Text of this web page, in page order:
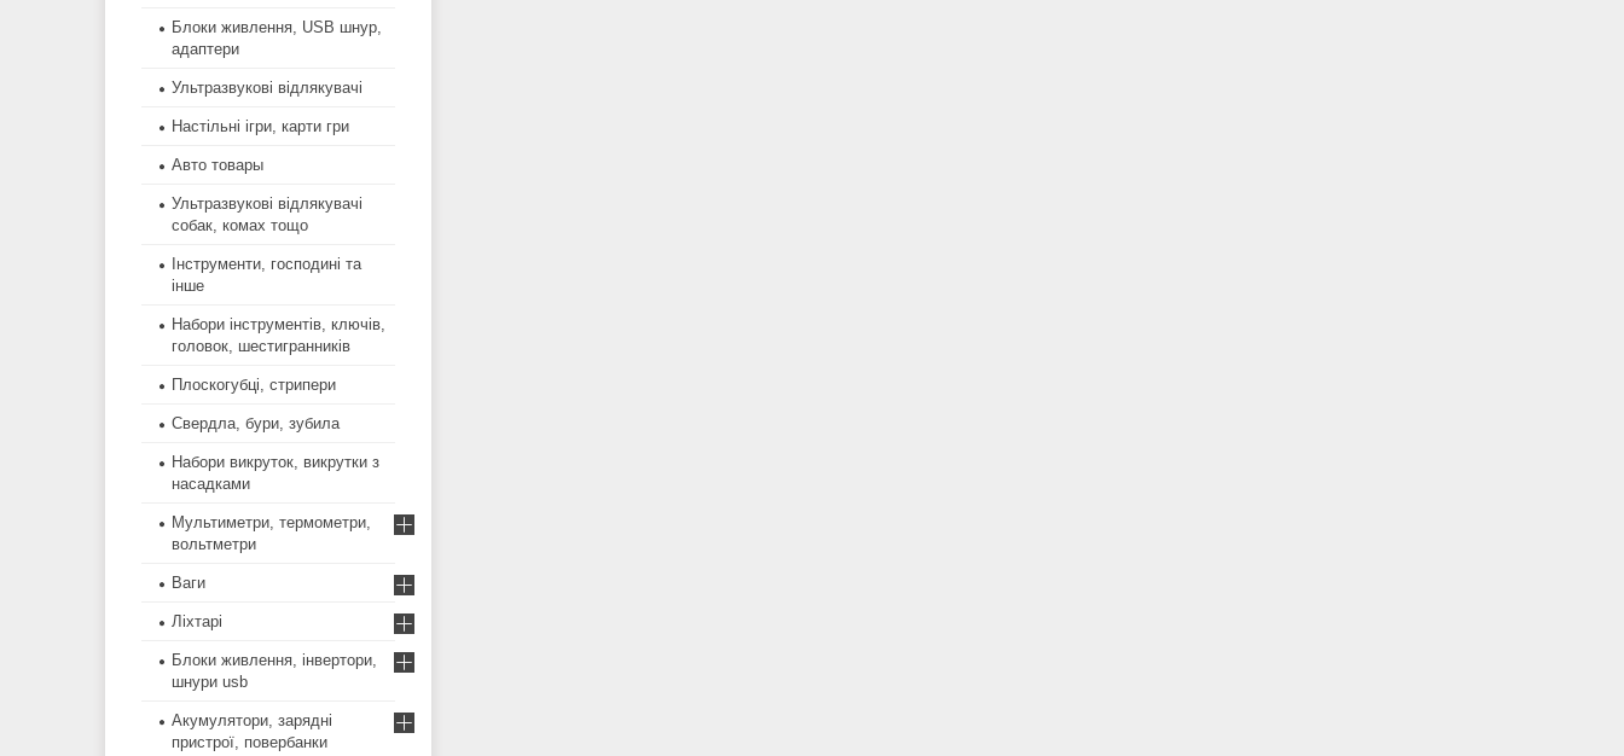
Блоки живлення, USB шнур,
адаптери
Ультразвукові відлякувачі
Настільні ігри, карти гри
Авто товары
Ультразвукові відлякувачі
собак, комах тощо
Інструменти, господині та
інше
Набори інструментів, ключів,
головок, шестигранників
Плоскогубці, стрипери
Свердла, бури, зубила
Набори викруток, викрутки з
насадками
Мультиметри, термометри,
вольтметри
Ваги
Ліхтарі
Блоки живлення, інвертори,
шнури usb
Акумулятори, зарядні
пристрої, повербанки